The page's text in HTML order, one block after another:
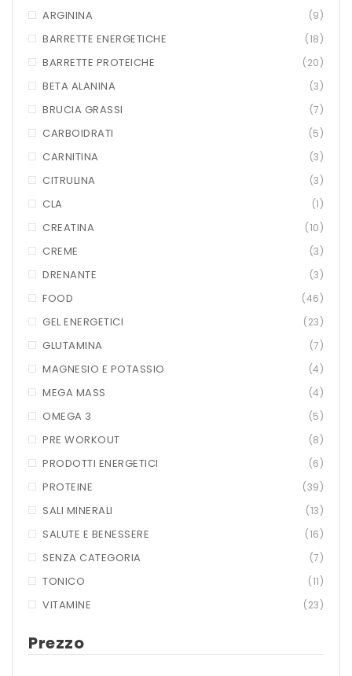
AMIX
ANDERSON
BIOTECH USA
DAILY LIFE
ENERVIT
ETHICSPORT
HTS
INKOSPOR
KEFORMA
NAMED SPORT
NATURAL POINT
PRO ACTION
PROLABS
RI.MA BENESSERE
SCITEC NUTRITION
ARGININA (9)
BARRETTE ENERGETICHE (18)
BARRETTE PROTEICHE (20)
BETA ALANINA (3)
BRUCIA GRASSI (7)
CARBOIDRATI (5)
CARNITINA (3)
CITRULINA (3)
CLA (1)
CREATINA (10)
CREME (3)
DRENANTE (3)
FOOD (46)
GEL ENERGETICI (23)
GLUTAMINA (7)
MAGNESIO E POTASSIO (4)
MEGA MASS (4)
OMEGA 3 (5)
PRE WORKOUT (8)
PRODOTTI ENERGETICI (6)
PROTEINE (39)
SALI MINERALI (13)
SALUTE E BENESSERE (16)
SENZA CATEGORIA (7)
TONICO (11)
VITAMINE (23)
Prezzo